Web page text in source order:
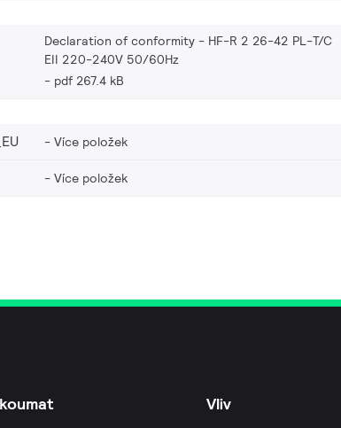
Declaration of conformity - HF-R 2 26-42 PL-T/C
EII 220-240V 50/60Hz
pdf 267.4 kB
Více položek
Více položek
Vliv